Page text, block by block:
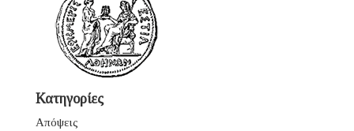
Κατηγορίες
Απόψεις